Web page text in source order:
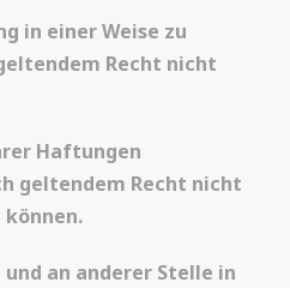
in einer Weise zu
Recht nicht
Haftungen
geltendem Recht nicht
können.
an anderer Stelle in